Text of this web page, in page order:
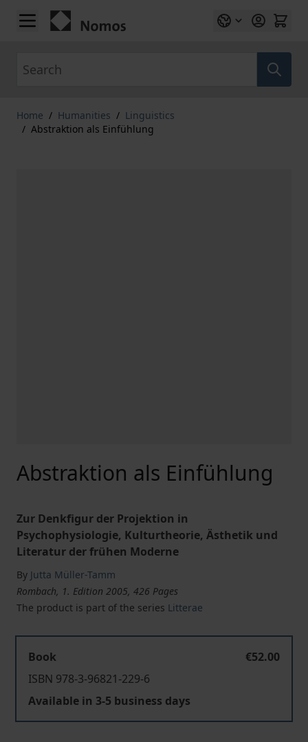
Skip to Content
Home / Humanities / Linguistics
/ Abstraktion als Einfühlung
Abstraktion als Einfühlung
Zur Denkfigur der Projektion in
Psychophysiologie, Kulturtheorie, Ästhetik und
Literatur der frühen Moderne
By Jutta Müller-Tamm
Rombach, 1. Edition 2005, 426 Pages
The product is part of the series Litterae
Book
€52.00
ISBN 978-3-96821-229-6
Available in 3-5 business days